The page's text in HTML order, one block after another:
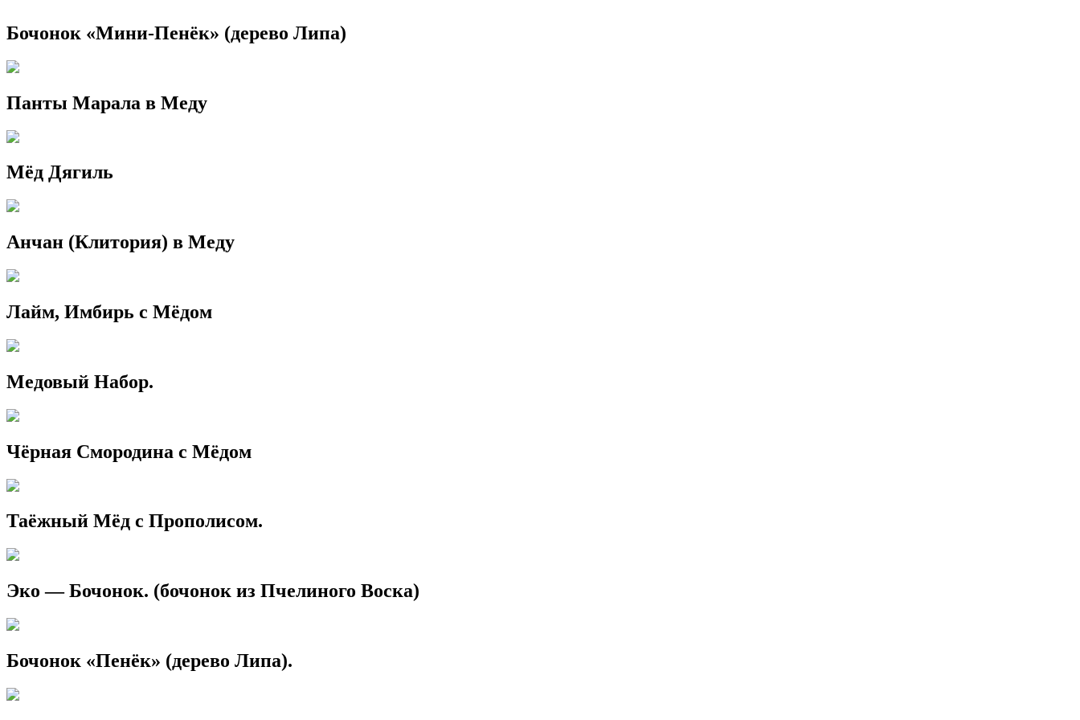
Бочонок «Мини-Пенёк» (дерево Липа)
Панты Марала в Меду
Мёд Дягиль
Анчан (Клитория) в Меду
Лайм, Имбирь с Мёдом
Медовый Набор.
Чёрная Смородина с Мёдом
Таёжный Мёд с Прополисом.
Эко — Бочонок. (бочонок из Пчелиного Воска)
Бочонок «Пенёк» (дерево Липа).